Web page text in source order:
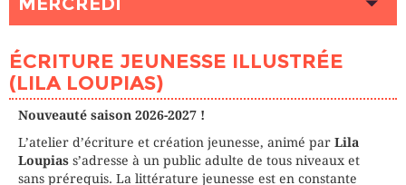
LIEU SAINT-BLAISE (Paris 20ème)
INTERVENANT (E) LOUPIAS Lila
PLACES DISPONIBLES 8
ÉCRITURE JEUNESSE ILLUSTRÉE
(LILA LOUPIAS)
Nouveauté saison 2026-2027 !
L’atelier d’écriture et création jeunesse, animé par Lila
Loupias s’adresse à un public adulte de tous niveaux et
sans prérequis. La littérature jeunesse est en constante